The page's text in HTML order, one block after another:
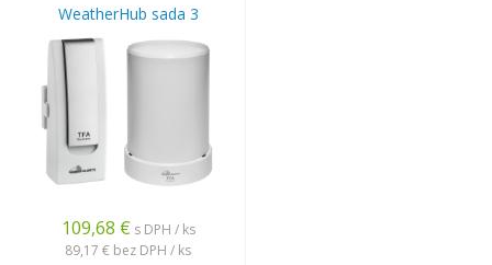
WeatherHub sada 3
109,68 € s DPH / ks
89,17 € bez DPH / ks